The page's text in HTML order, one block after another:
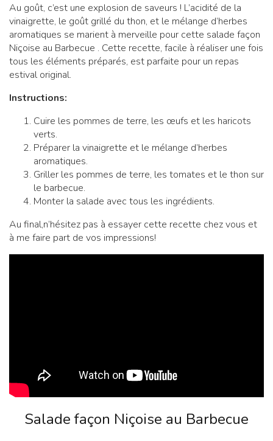
Au goût, c’est une explosion de saveurs ! L’acidité de la
vinaigrette, le goût grillé du thon, et le mélange d’herbes
aromatiques se marient à merveille pour cette salade façon
Niçoise au Barbecue . Cette recette, facile à réaliser une fois
tous les éléments préparés, est parfaite pour un repas
estival original.
Instructions:
Cuire les pommes de terre, les œufs et les haricots
verts.
Préparer la vinaigrette et le mélange d’herbes
aromatiques.
Griller les pommes de terre, les tomates et le thon sur
le barbecue.
Monter la salade avec tous les ingrédients.
Au final,n’hésitez pas à essayer cette recette chez vous et
à me faire part de vos impressions!
Salade façon Niçoise au Barbecue